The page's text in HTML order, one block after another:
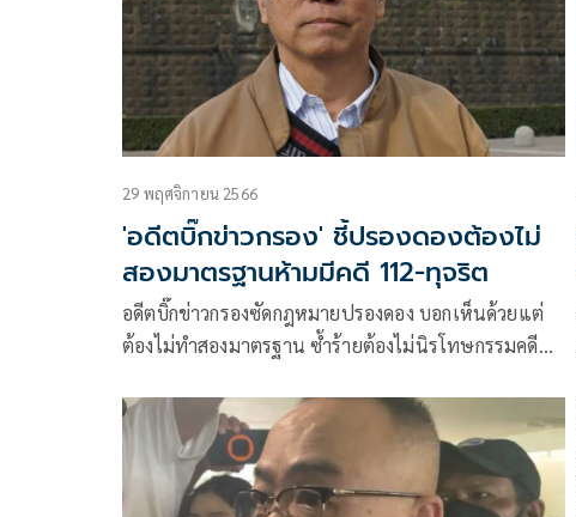
29 พฤศจิกายน 2566
'อดีตบิ๊กข่าวกรอง' ชี้ปรองดองต้องไม่
สองมาตรฐานห้ามมีคดี 112-ทุจริต
อดีตบิ๊กข่าวกรองซัดกฎหมายปรองดอง บอกเห็นด้วยแต่
ต้องไม่ทำสองมาตรฐาน ซ้ำร้ายต้องไม่นิรโทษกรรมคดี